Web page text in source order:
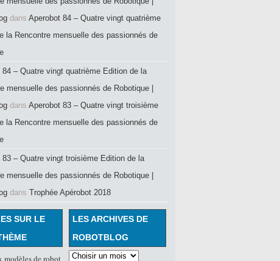
dans Aperobot 84 – Quatre vingt quatrième
la Rencontre mensuelle des passionnés de
84 – Quatre vingt quatrième Edition de la
mensuelle des passionnés de Robotique |
dans Aperobot 83 – Quatre vingt troisième
la Rencontre mensuelle des passionnés de
83 – Quatre vingt troisième Edition de la
mensuelle des passionnés de Robotique |
dans Trophée Apérobot 2018
LES ARCHIVES DE
ROBOTBLOG
SUR LE
modèles de robot